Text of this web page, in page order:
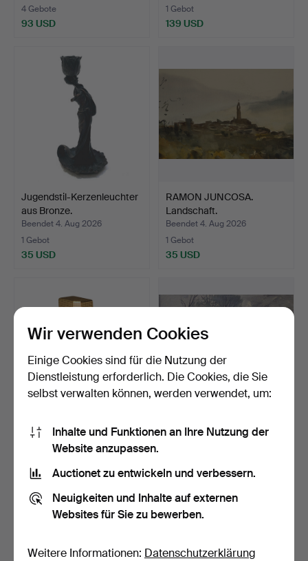
4 Gebote
93 USD
1 Gebot
139 USD
Jugendstil-Kerzenleuchter
aus Bronze.
Beendet 4. Aug 2026
1 Gebot
35 USD
RAMON JUNCOSA.
Landschaft.
Beendet 4. Aug 2026
1 Gebot
35 USD
Cartier Feuerzeug mit
Goldauflage.
Beendet 3. Aug 2026
5 Gebote
FREDERIC LLOVERAS.
6 Gebote
Wir verwenden Cookies
Einige Cookies sind für die Nutzung der
Dienstleistung erforderlich. Die Cookies, die Sie
selbst verwalten können, werden verwendet, um:
Inhalte und Funktionen an Ihre Nutzung der
Website anzupassen.
Auctionet zu entwickeln und verbessern.
Neuigkeiten und Inhalte auf externen
Websites für Sie zu bewerben.
Weitere Informationen: Datenschutzerklärung